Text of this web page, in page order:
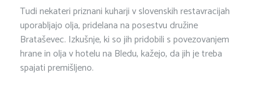
Tudi nekateri priznani kuharji v slovenskih restavracijah
uporabljajo olja, pridelana na posestvu družine
Brataševec. Izkušnje, ki so jih pridobili s povezovanjem
hrane in olja v hotelu na Bledu, kažejo, da jih je treba
spajati premišljeno.